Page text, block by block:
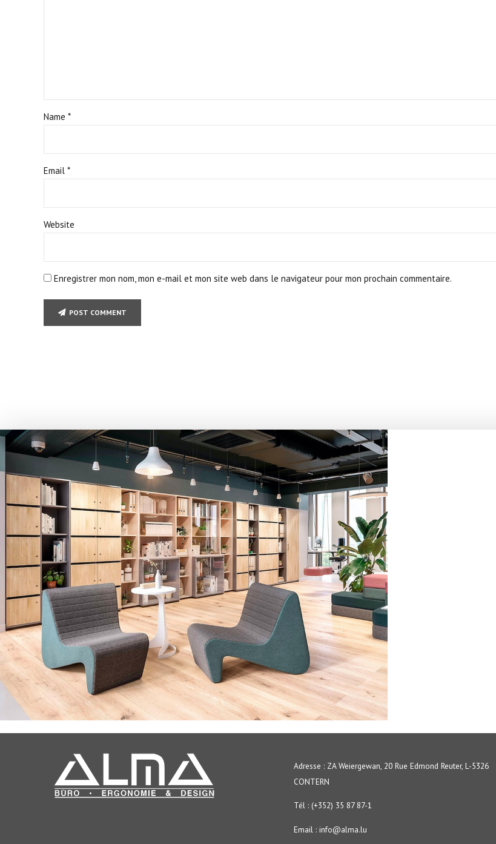
Name *
Email *
Website
Enregistrer mon nom, mon e-mail et mon site web dans le navigateur pour mon prochain commentaire.
POST COMMENT
Adresse : ZA Weiergewan, 20 Rue Edmond Reuter, L-5326
CONTERN
Tél : (+352) 35 87 87-1
Email :info@alma.lu